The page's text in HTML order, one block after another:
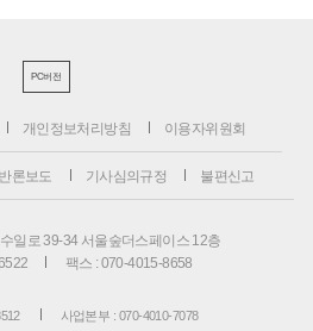
PC버전
개인정보처리방침 이용자위원회
론보도 기사심의규정 불편신고
일로 39-34 서울숲더스페이스 12층
팩스 : 070-4015-8658
사업본부 : 070-4010-7078